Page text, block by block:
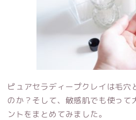
ピュアセラディープクレイは毛穴
のか？そして、敏感肌でも使って
ントをまとめてみました。